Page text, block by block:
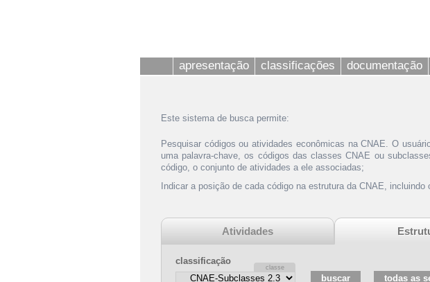
apresentação classificações documentação
Este sistema de busca permite:
Pesquisar códigos ou atividades econômicas na CNAE. O
uma palavra-chave, os códigos das classes CNAE ou
código, o conjunto de atividades a ele associadas;
Indicar a posição de cada código na estrutura da CNAE,
Atividades
classificação